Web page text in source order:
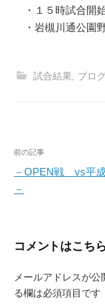
・１５時試合開
・岩槻川通公園
試合結果 ブロ
投
稿
ナ
ゲ
シ
前の記事
－OPEN戦 vs平
－
コメントはこち
メールアドレスが公
る欄は必須項目です